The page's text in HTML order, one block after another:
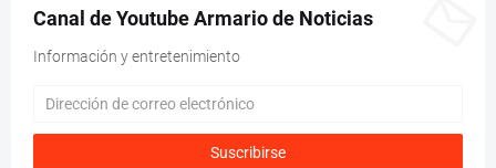
Canal de Youtube Armario de Noticias
Información y entretenimiento